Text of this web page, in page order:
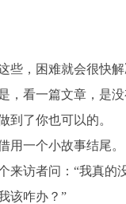
些，困难就会很快解
，看一篇文章，是
到了你也可以的。
用一个小故事结尾。
来访者问： “我真的
该咋办？”